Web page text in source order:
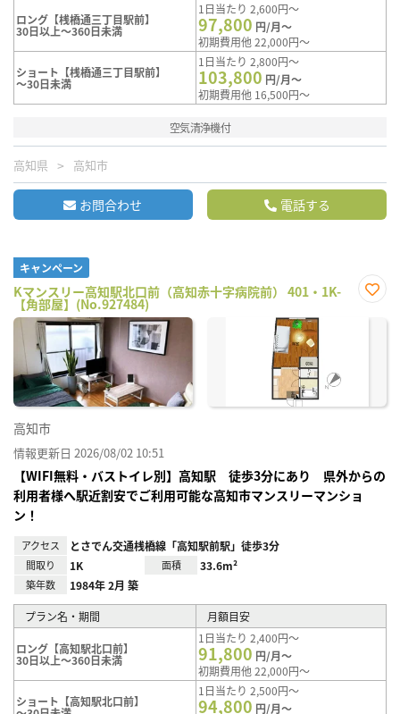
ロング【桟橋通三丁目駅前】
30日以上～360日未満
1日当たり 2,600円～
97,800 円/月～
初期費用他 22,000円～
ショート【桟橋通三丁目駅前】
～30日未満
1日当たり 2,800円～
103,800 円/月～
初期費用他 16,500円～
空気清浄機付
高知県 高知市
お問合わせ 電話する
キャンペーン
Kマンスリー高知駅北口前（高知赤十字病院前） 401・1K-
【角部屋】(No.927484)
に入
高知市
情報更新日 2026/08/02 10:51
【WIFI無料・バストイレ別】高知駅 徒歩3分にあり 県外からの
利用者様へ駅近割安でご利用可能な高知市マンスリーマンショ
ン！
アクセス とさでん交通桟橋線「高知駅前駅」徒歩3分
間取り 1K 面積 33.6m²
築年数 1984年 2月 築
プラン名・期間 月額目安
ロング【高知駅北口前】
30日以上～360日未満
1日当たり 2,400円～
91,800 円/月～
初期費用他 22,000円～
ショート【高知駅北口前】
1日当たり 2,500円～
94,800 円/月～